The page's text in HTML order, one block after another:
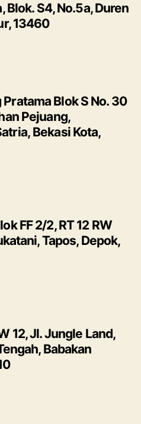
Blok. S4, No.5a, Duren
13460
Blok S No. 30
Pejuang,
Bekasi Kota,
FF 2/2, RT 12 RW
Tapos, Depok,
12, Jl. Jungle Land,
Babakan